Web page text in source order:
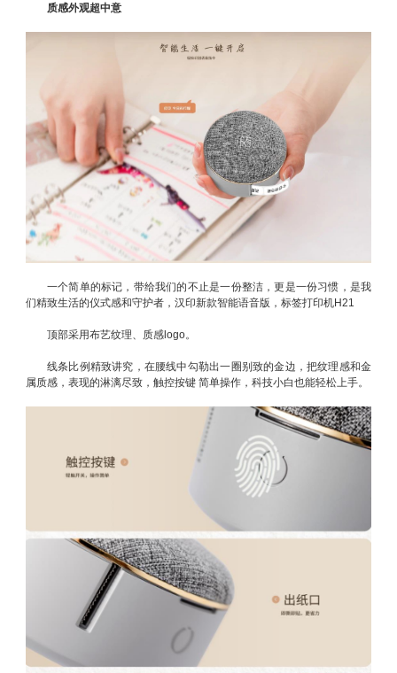
质感外观超中意
一个简单的标记，带给我们的不止是一份整洁，更是一份习惯，是我
们精致生活的仪式感和守护者，汉印新款智能语音版，标签打印机H21
顶部采用布艺纹理、质感logo。
线条比例精致讲究，在腰线中勾勒出一圈别致的金边，把纹理感和金
属质感，表现的淋漓尽致，触控按键 简单操作，科技小白也能轻松上手。